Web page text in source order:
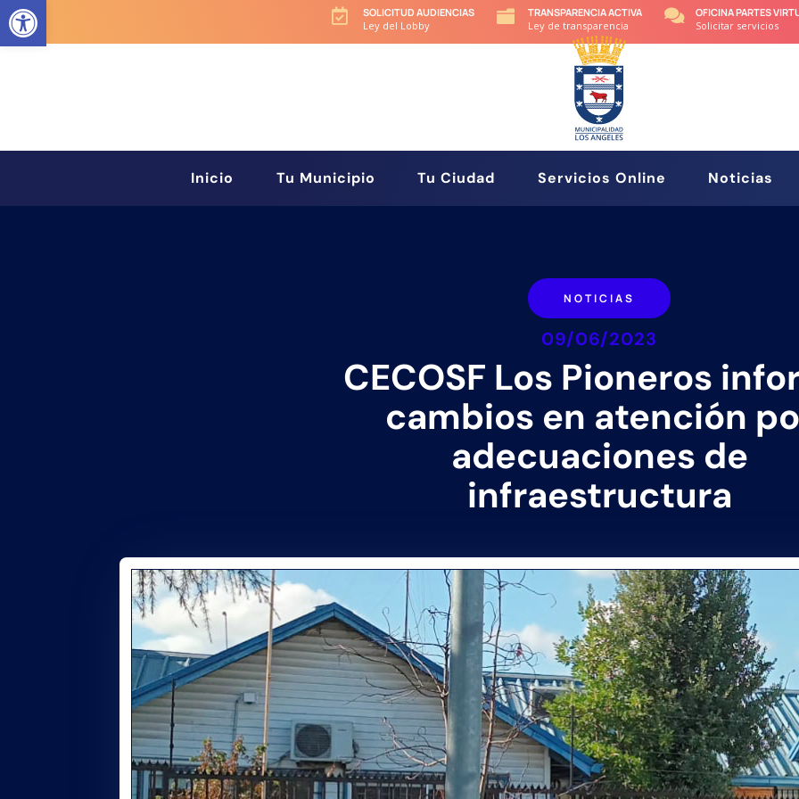

SOLICITUD AUDIENCIAS
Ley del Lobby

TRANSPARENCIA ACTIVA
Ley de transparencia

OFICINA PARTES
Solicitar servicios
Inicio Tu Municipio Tu Ciudad Servicios Online Noticias
NOTICIAS
09/06/2023
CECOSF Los Pioneros
cambios en atención
adecuaciones de
infraestructura